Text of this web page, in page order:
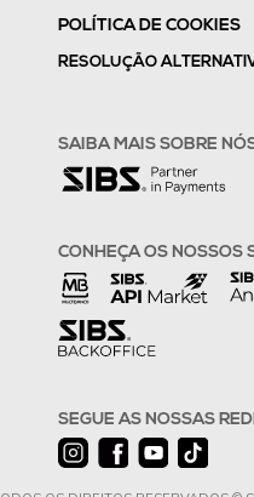
POLÍTICA DE COOKIES
RESOLUÇÃO
SAIBA MAIS SOBRE
CONHEÇA OS NOSSOS
SEGUE AS NOSSAS